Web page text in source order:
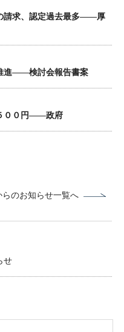
請求、認定過去最多――厚
進――検討会報告書案
００円――政府
らのお知らせ一覧へ
せ